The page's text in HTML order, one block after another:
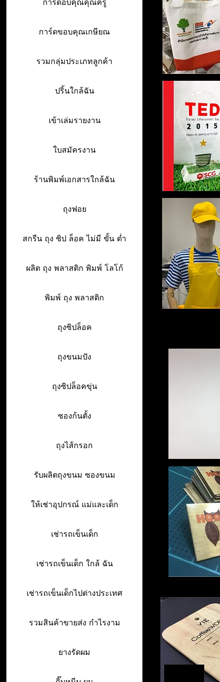
การ์ดอบคุณคุณครู
การ์ดขอบคุณเกษียณ
รวมกลุ่มประเภทลูกค้า
ปริ้นใกล้ฉัน
เข้าเล่มรายงาน
ใบสมัครงาน
ร้านพิมพ์เอกสารใกล้ฉัน
ถุงฟอย
สกรีน ถุง ซิป ล็อค ไม่มี ขั้น ต่ำ
ผลิต ถุง พลาสติก พิมพ์ โลโก้
พิมพ์ ถุง พลาสติก
ถุงซิปล็อค
ถุงขนมปัง
ถุงซิปล็อคขุ่น
ซองก้นตั้ง
ถุงไส้กรอก
รับผลิตถุงขนม ซองขนม
ให้เช่าอุปกรณ์ แม่และเด็ก
เช่ารถเข็นเด็ก
เช่ารถเข็นเด็ก ใกล้ ฉัน
เช่ารถเข็นเด็กไปต่างประเทศ
รวมสินค้าขายส่ง กำไรงาม
ยางรัดผม